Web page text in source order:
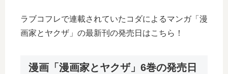
ラブコフレで連載されていたコダによるマンガ「漫
画家とヤクザ」の最新刊の発売日はこちら！
漫画「漫画家とヤクザ」6巻の発売日